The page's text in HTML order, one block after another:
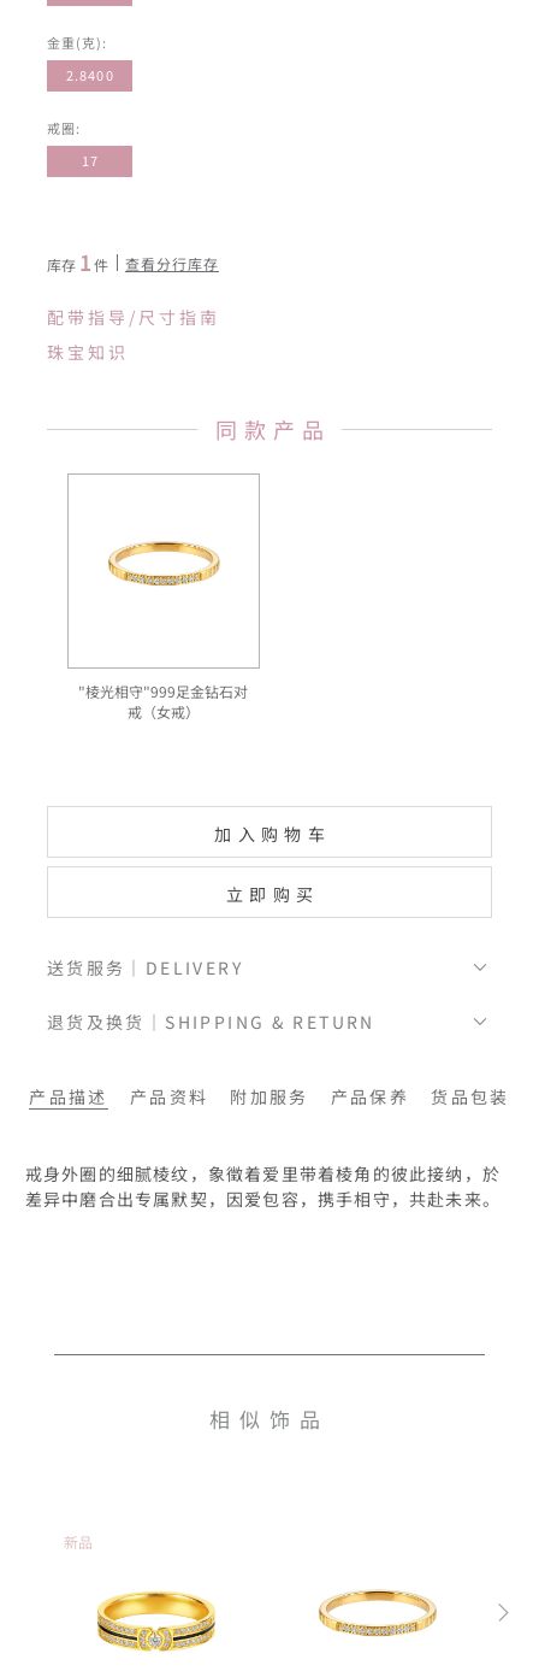
金重(克):
2.8400
戒圈:
17
库存 1件 查看分行库存
配带指导/尺寸指南
珠宝知识
同款产品
"棱光相守"999足金钻石对
戒（女戒）
加入购物车
立即购买
送货服务｜DELIVERY
退货及换货｜SHIPPING & RETURN
产品描述 产品资料 附加服务 产品保养 货品包装
戒身外圈的细腻棱纹，象徵着爱里带着棱角的彼此接纳，於
差异中磨合出专属默契，因爱包容，携手相守，共赴未来。
相似饰品
新品